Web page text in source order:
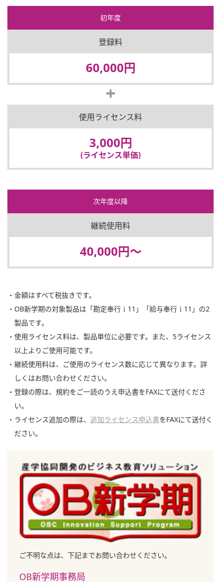
初年度
登録料
60,000円
使用ライセンス料
3,000円
(ライセンス単価)
次年度以降
継続使用料
40,000円～
・金額はすべて税抜きです。
・OB新学期の対象製品は「勘定奉行ｉ11」「給与奉行ｉ11」の2
製品です。
・使用ライセンス料は、製品単位に必要です。また、5ライセンス
以上よりご使用可能です。
・継続使用料は、ご使用のライセンス数に応じて異なります。詳
しくはお問い合わせください。
・登録の際は、規約をご一読のうえ申込書をFAXにて送付くださ
い。
・ライセンス追加の際は、 追加ライセンス申込書をFAXにて送付く
ださい。
ご不明な点は、下記までお問い合わせください。
OB新学期事務局